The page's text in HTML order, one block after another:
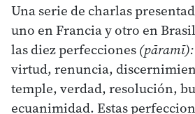
Una serie de charlas
uno en Francia y otro en
las diez perfecciones(pāramī):
virtud, renuncia,
temple, verdad, resolución,
ecuanimidad. Estas